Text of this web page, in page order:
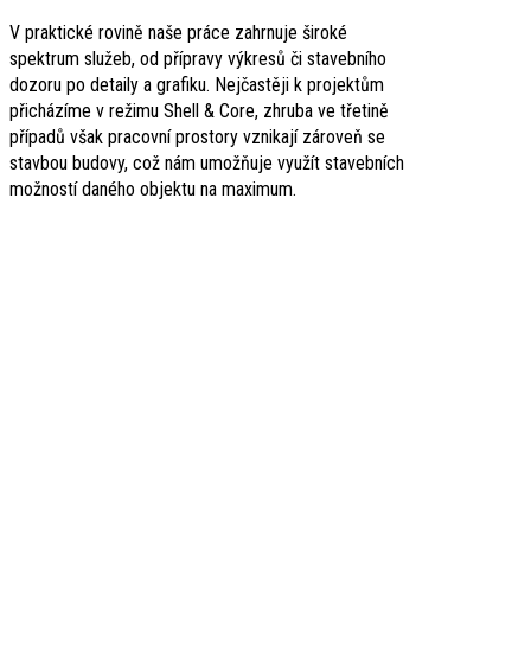
V praktické rovině naše práce zahrnuje široké
spektrum služeb, od přípravy výkresů či stavebního
dozoru po detaily a grafiku. Nejčastěji k projektům
přicházíme v režimu Shell & Core, zhruba ve třetině
případů však pracovní prostory vznikají zároveň se
stavbou budovy, což nám umožňuje využít stavebních
možností daného objektu na maximum.